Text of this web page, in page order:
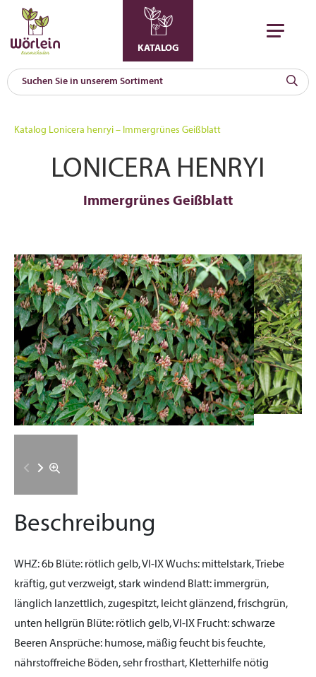
KATALOG
Katalog Lonicera henryi – Immergrünes Geißblatt
LONICERA HENRYI
Immergrünes Geißblatt
Beschreibung
WHZ:6b Blüte: rötlich gelb, VI-IXWuchs: mittelstark, Triebe
kräftig, gut verzweigt, stark windend Blatt: immergrün,
länglich lanzettlich, zugespitzt, leicht glänzend, frischgrün,
unten hellgrün Blüte: rötlich gelb, VI-IX Frucht:schwarze
Beeren Ansprüche: humose, mäßig feucht bis feuchte,
nährstoffreiche Böden, sehr frosthart, Kletterhilfe nötig